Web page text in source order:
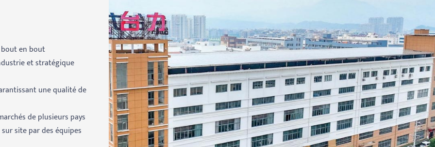
bout en bout
et stratégique
une qualité de
de plusieurs pays
site par des équipes